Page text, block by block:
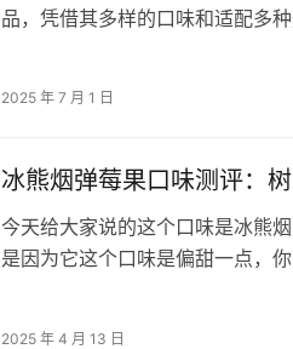
品，凭借其多样的口味和适配多
2025 年 7 月 1 日
冰熊烟弹莓果口味测评：
今天给大家说的这个口味是冰熊
是因为它这个口味是偏甜一点，
2025 年 4 月 13 日